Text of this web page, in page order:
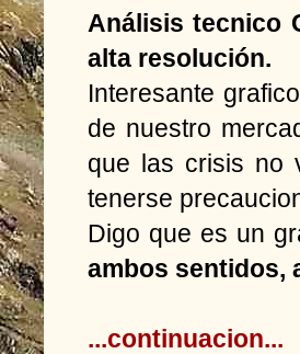
Análisis tecnico
alta resolución.
Interesante
de nuestro
que las crisis no
tenerse
Digo que es un
ambos sentidos,
...continuacion...